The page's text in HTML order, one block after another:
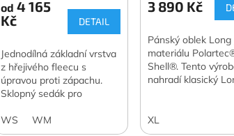
od 4 165
Kč
DETAIL
Jednodílná základní vrstva
z hřejivého fleecu s
úpravou proti zápachu.
Sklopný sedák pro
obleky.
WS WM
3 890 Kč
Pánský oblek Long
materiálu
Shell®. Tento
nahradí klasický
XL